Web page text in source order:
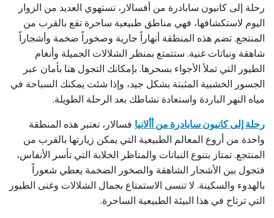
رحلة إلى كانيون سابادرة من أفسالار، تستهوي العديد من الزوار
اليوم لاستكشافها، فهي مناطق طبيعية ساحرة تقع بالقرب من
المنتجع. تضم هذه المنطقة أنهاراً جارية وصخوراً ضخمة وأشجاراً
شاهقة ونباتات غنية. ستتمتع بمنظر الشلالات الجميلة وأنغام
الطيور التي تملأ الأجواء بسحرها. بإمكانك التجول هنا بأمان عبر
الجسور الخشبية المثبتة بشكل جيد، وإذا شئت يمكنك السباحة في
مياه النهر الباردة واستعادة نشاطك بعد الرحلة الطويلة.
رحلة إلى كانيون سابادرة من أألانيا فسالار، تعتبر هذه المنطقة
واحدة من أروع المعالم الطبيعية التي يمكن زيارتها بالقرب من
المنتجع. تمتاز بتنوع النباتات والمناظر الخلابة التي تأسر الأنفاس،
فتجول بين الأشجار الشاهقة والصخور الضخمة يعطي شعوراً
بالهدوء والسكينة. لا تنسى الاستمتاع بجمال الشلالات وغنى الطيور
التي ترتاح في هذا البيئة الطبيعية الساحرة.